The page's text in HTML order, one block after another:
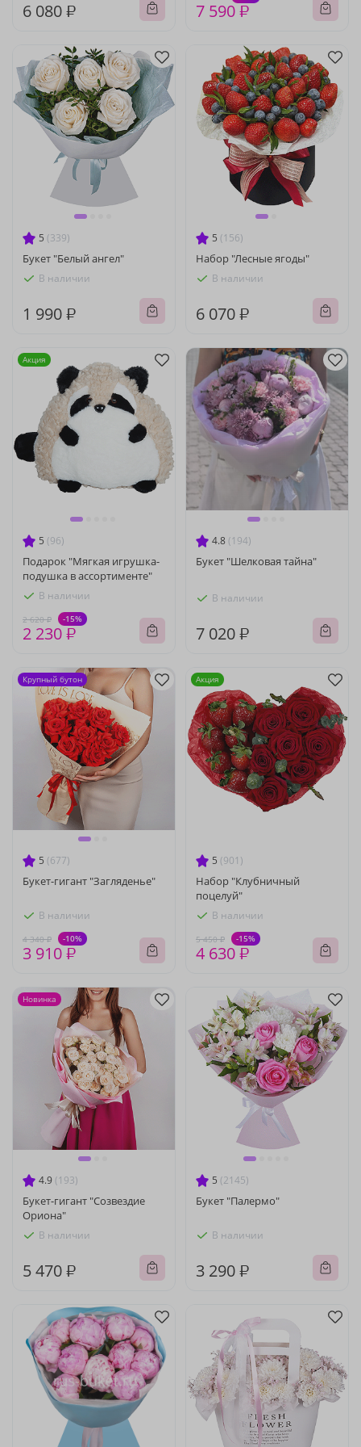
6 080 ₽ 7 590 ₽
5 (339)
Букет "Белый ангел"
В наличии
1 990 ₽
5 (156)
Набор "Лесные ягоды"
В наличии
6 070 ₽
5 (96)
Подарок "Мягкая игрушка-
подушка в ассортименте"
В наличии
2 620 ₽ -15%
2 230 ₽
Акция
4.8 (194)
Букет "Шелковая тайна"
В наличии
7 020 ₽
5 (677)
Букет-гигант "Загляденье"
В наличии
4 340 ₽ -10%
3 910 ₽
Крупный бутон
5 (901)
Набор "Клубничный
поцелуй"
В наличии
5 450 ₽ -15%
4 630 ₽
Акция
4.9 (193)
Букет-гигант "Созвездие
Ориона"
В наличии
5 470 ₽
Новинка
5 (2145)
Букет "Палермо"
В наличии
3 290 ₽